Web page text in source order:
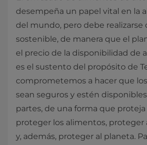
desempeña un papel vital en la
del mundo, pero debe realizarse
sostenible, de manera que el
el precio de la disponibilidad de
es el sustento del propósito de
comprometemos a hacer que
sean seguros y estén
partes, de una forma que
proteger los alimentos, proteger
y, además, proteger al planeta.